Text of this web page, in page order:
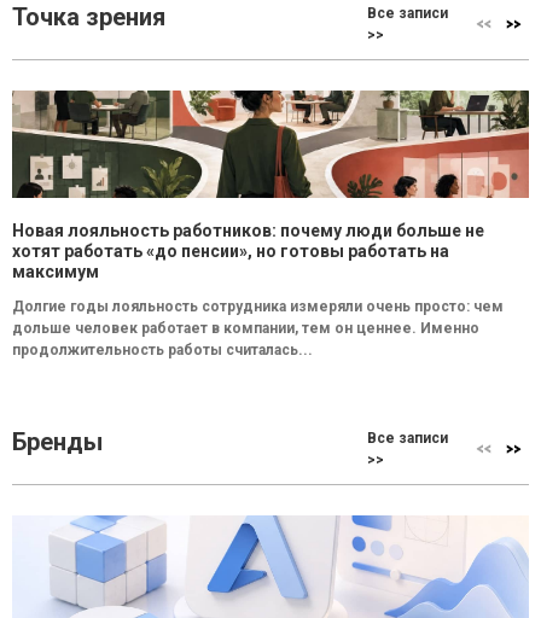
Точка зрения
Все записи
>>
Новая лояльность работников: почему люди больше не
хотят работать «до пенсии», но готовы работать на
максимум
Долгие годы лояльность сотрудника измеряли очень просто: чем
дольше человек работает в компании, тем он ценнее. Именно
продолжительность работы считалась...
Бренды
Все записи
>>